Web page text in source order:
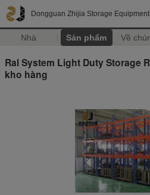
Dongguan Zhijia Storage
Nhà Sản phẩm Về
Ral System Light Duty Storage
kho hàng